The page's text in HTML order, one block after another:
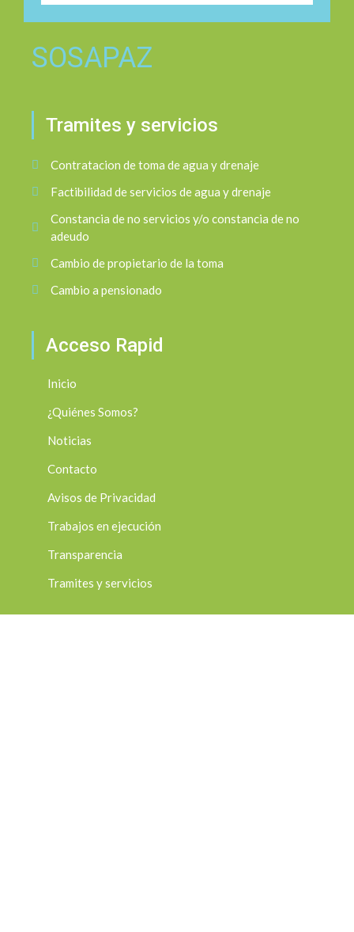
SOSAPAZ
Tramites y servicios
Contratacion de toma de agua y drenaje
Factibilidad de servicios de agua y drenaje
Constancia de no servicios y/o constancia de no
adeudo
Cambio de propietario de la toma
Cambio a pensionado
Acceso Rapid
Inicio
¿Quiénes Somos?
Noticias
Contacto
Avisos de Privacidad
Trabajos en ejecución
Transparencia
Tramites y servicios